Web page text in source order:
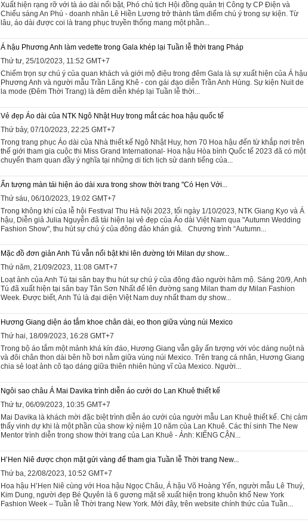
Xuất hiện rạng rỡ với tà áo dài nổi bật, Phó chủ tịch Hội đồng quản trị Công ty CP Điện và
Chiếu sáng An Phú - doanh nhân Lê Hiền Lương trở thành tâm điểm chú ý trong sự kiện. Từ
lâu, áo dài được coi là trang phục truyền thống mang một phần...
Á hậu Phương Anh làm vedette trong Gala khép lại Tuần lễ thời trang Pháp
Thứ tư, 25/10/2023, 11:52 GMT+7
Chiếm trọn sự chú ý của quan khách và giới mộ điệu trong đêm Gala là sự xuất hiện của Á hậu
Phương Anh và người mẫu Trần Lãng Khê - con gái đạo diễn Trần Anh Hùng. Sự kiện Nuit de
la mode (Đêm Thời Trang) là đêm diễn khép lại Tuần lễ thời...
Vẻ đẹp Áo dài của NTK Ngô Nhật Huy trong mắt các hoa hậu quốc tế
Thứ bảy, 07/10/2023, 22:25 GMT+7
Trong trang phục Áo dài của Nhà thiết kế Ngô Nhật Huy, hơn 70 Hoa hậu đến từ khắp nơi trên
thế giới tham gia cuộc thi Miss Grand International- Hoa hậu Hòa bình Quốc tế 2023 đã có một
chuyến tham quan đầy ý nghĩa tại những di tích lịch sử danh tiếng của...
Ấn tượng màn tái hiện áo dài xưa trong show thời trang "Có Hẹn Với...
Thứ sáu, 06/10/2023, 19:02 GMT+7
Trong không khí của lễ hội Festival Thu Hà Nội 2023, tối ngày 1/10/2023, NTK Giang Kyo và Á
hậu, Diễn giả Julia Nguyễn đã tái hiện lại vẻ đẹp của Áo dài Việt Nam qua "Autumn Wedding
Fashion Show", thu hút sự chú ý của đông đảo khán giả. Chương trình “Autumn...
Mặc đồ đơn giản Anh Tú vẫn nổi bật khi lên đường tới Milan dự show...
Thứ năm, 21/09/2023, 11:08 GMT+7
Loạt ảnh của Anh Tú tại sân bay thu hút sự chú ý của đông đảo người hâm mộ. Sáng 20/9, Anh
Tú đã xuất hiện tại sân bay Tân Sơn Nhất để lên đường sang Milan tham dự Milan Fashion
Week. Được biết, Anh Tú là đại diện Việt Nam duy nhất tham dự show...
Hương Giang diện áo tắm khoe chân dài, eo thon giữa vùng núi Mexico
Thứ hai, 18/09/2023, 16:28 GMT+7
Trong bộ áo tắm một mảnh khá kín đáo, Hương Giang vẫn gây ấn tượng với vóc dáng nuột nà
và đôi chân thon dài bên hồ bơi nằm giữa vùng núi Mexico. Trên trang cá nhân, Hương Giang
chia sẻ loạt ảnh cô tạo dáng giữa thiên nhiên hùng vĩ của Mexico. Người...
Ngôi sao châu Á Mai Davika trình diễn áo cưới do Lan Khuê thiết kế
Thứ tư, 06/09/2023, 10:35 GMT+7
Mai Davika là khách mời đặc biệt trình diễn áo cưới của người mẫu Lan Khuê thiết kế. Chị cảm
thấy vinh dự khi là một phần của show kỷ niệm 10 năm của Lan Khuê. Các thí sinh The New
Mentor trình diễn trong show thời trang của Lan Khuê - Ảnh: KIẾNG CẬN...
H’Hen Niê được chọn mặt gửi vàng để tham gia Tuần lễ Thời trang New...
Thứ ba, 22/08/2023, 10:52 GMT+7
Hoa hậu H’Hen Niê cùng với Hoa hậu Ngọc Châu, Á hậu Võ Hoàng Yến, người mẫu Lê Thuý,
Kim Dung, người đẹp Bé Quyên là 6 gương mặt sẽ xuất hiện trong khuôn khổ New York
Fashion Week – Tuần lễ Thời trang New York. Mới đây, trên website chính thức của Tuần...